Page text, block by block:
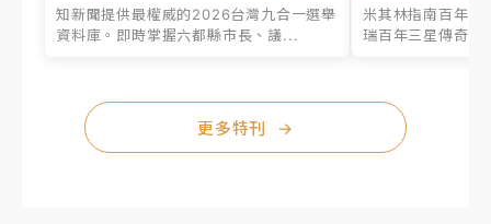
知新聞提供最權威的2026台灣九合一選舉
資料庫。即時掌握六都縣市長、議...
米其林指南百年之
瑞百年三星傳奇、
更多特刊 →